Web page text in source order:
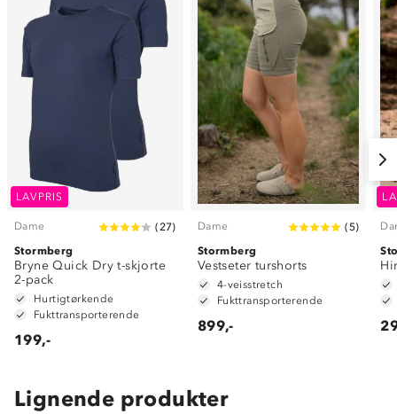
LAVPRIS
Dame ( 27)
Stormberg
Bryne Quick Dry t-skjorte
2-pack
Hurtigtørkende
Fukttransporterende
199,-
Dame (5)
Stormberg
Vestseter turshorts
4-veisstretch
Fukttransporterende
899,-
Lignende produkter